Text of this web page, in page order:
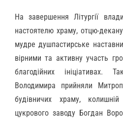
На завершення Літургії
настоятелю храму, отцю-
мудре душпастирське
вірними та активну участь
благодійних
Володимира прийняли
будівничих храму,
цукрового заводу Богдан